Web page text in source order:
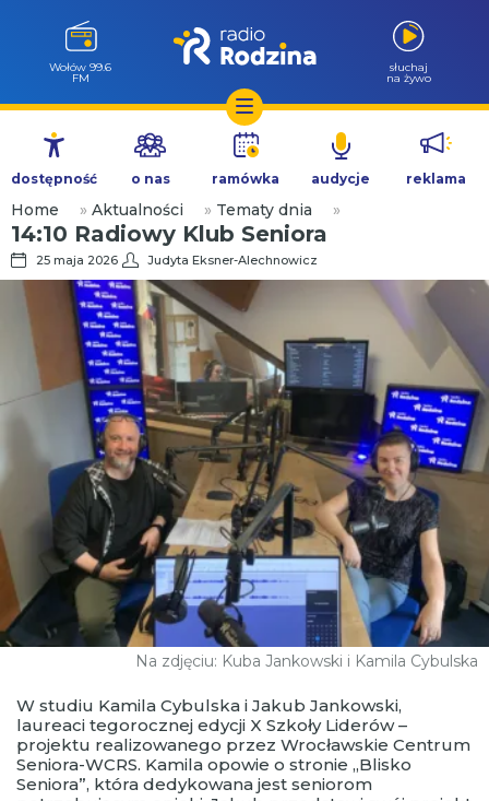
Przejdź
treści
Wołów 99.6
FM
słuchaj
na żywo
dostępność o nas ramówka audycje reklama
Home » Aktualności » Tematy dnia »
14:10 Radiowy Klub Seniora
25 maja 2026 Judyta Eksner-Alechnowicz
Na zdjęciu: Kuba Jankowski i Kamila Cybulska
W studiu Kamila Cybulska i Jakub Jankowski,
laureaci tegorocznej edycji X Szkoły Liderów –
projektu realizowanego przez Wrocławskie Centrum
Seniora-WCRS. Kamila opowie o stronie „Blisko
Seniora”, która dedykowana jest seniorom